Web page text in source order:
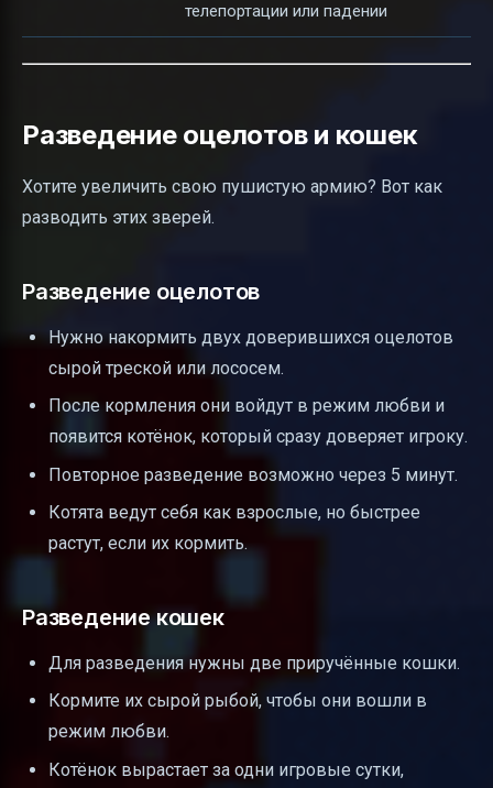
телепортации или падении
Разведение оцелотов и кошек
Хотите увеличить свою пушистую армию? Вот как
разводить этих зверей.
Разведение оцелотов
Нужно накормить двух доверившихся оцелотов
сырой треской или лососем.
После кормления они войдут в режим любви и
появится котёнок, который сразу доверяет игроку.
Повторное разведение возможно через 5 минут.
Котята ведут себя как взрослые, но быстрее
растут, если их кормить.
Разведение кошек
Для разведения нужны две приручённые кошки.
Кормите их сырой рыбой, чтобы они вошли в
режим любви.
Котёнок вырастает за одни игровые сутки,